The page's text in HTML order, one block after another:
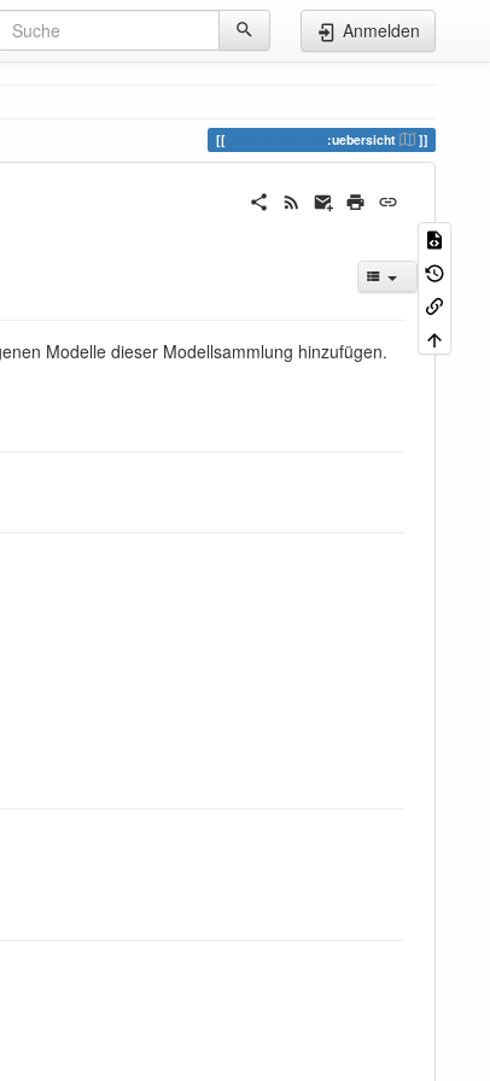
Anmelden
:uebersicht
Modelle dieser Modellsammlung hinzufügen.